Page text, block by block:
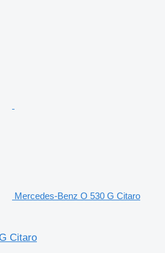
Mercedes-Benz O 530 G Citaro
Citaro